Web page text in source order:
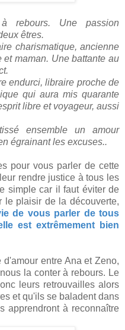
rebours. Une passion
êtres.
charismatique, ancienne
et maman. Une battante au
endurci, libraire proche de
qui aura mis quarante
libre et voyageur, aussi
ensemble un amour
égrainant les excuses..
pour vous parler de cette
rendre justice à tous les
simple car il faut éviter de
le plaisir de la découverte,
de vous parler de tous
est extrêmement bien
entre Ana et Zeno,
la conter à rebours. Le
leurs retrouvailles alors
et qu'ils se baladent dans
apprendront à reconnaître